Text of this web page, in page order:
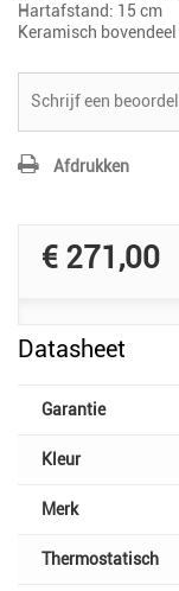
Hartafstand: 15 cm
Keramisch bovendeel
Schrijf een
Afdrukken
€ 271,00
Datasheet
Garantie
Kleur
Merk
Thermostatisch